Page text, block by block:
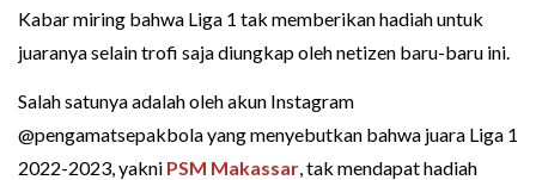
Kabar miring bahwa Liga 1 tak memberikan hadiah untuk
juaranya selain trofi saja diungkap oleh netizen baru-baru ini.
Salah satunya adalah oleh akun Instagram
@pengamatsepakbola yang menyebutkan bahwa juara Liga 1
2022-2023, yakni PSM Makassar, tak mendapat hadiah